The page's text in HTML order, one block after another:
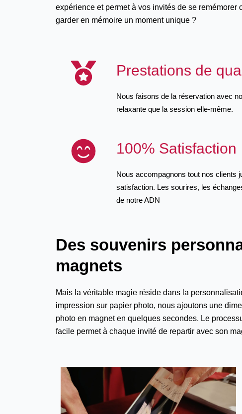
expérience et permet à vos invités de se remémorer
garder en mémoire un moment unique ?
Prestations de
Nous faisons de la réservation avec
relaxante que la session elle-même.
100% Satisfaction
Nous accompagnons tout nos clients
satisfaction. Les sourires, les
de notre ADN
Des souvenirs
magnets
Mais la véritable magie réside dans la
impression sur papier photo, nous ajoutons une
photo en magnet en quelques secondes. Le
facile permet à chaque invité de repartir avec son